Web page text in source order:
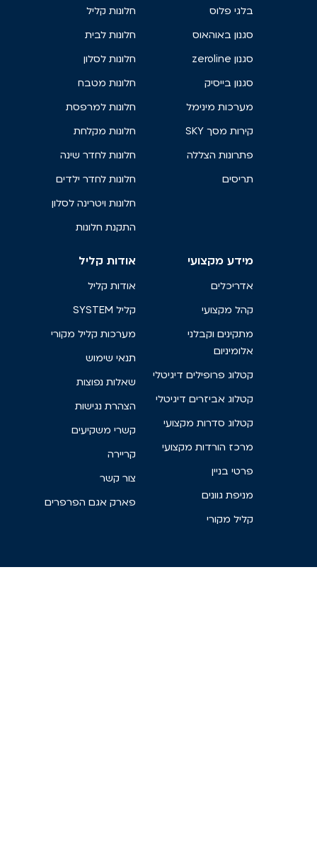
בלגי פלוס
סגנון באוהאוס
סגנון zeroline
סגנון בייסיק
מערכות מינימל
קירות מסך SKY
פתרונות הצללה
תריסים
חלונות קליל
חלונות לבית
חלונות לסלון
חלונות מטבח
חלונות למרפסת
חלונות מקלחת
חלונות לחדר שינה
חלונות לחדר ילדים
חלונות ויטרינה לסלון
התקנת חלונות
מידע מקצועי
אדריכלים
קהל מקצועי
מתקינים וקבלני
אלומיניום
קטלוג פרופילים דיגיטלי
קטלוג אביזרים דיגיטלי
קטלוג סדרות מקצועי
מרכז הורדות מקצועי
פרטי בניין
מניפת גוונים
קליל מקורי
אודות קליל
אודות קליל
קליל SYSTEM
מערכות קליל מקורי
תנאי שימוש
שאלות נפוצות
הצהרת נגישות
קשרי משקיעים
קריירה
צור קשר
פארק אגם הפרפרים